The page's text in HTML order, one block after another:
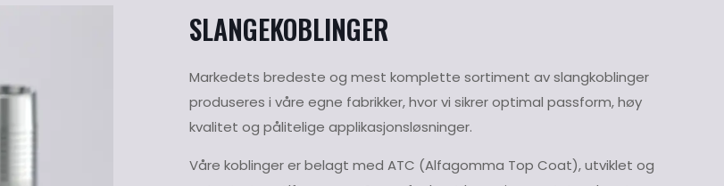
SLANGEKOBLINGER
Markedets bredeste og mest komplette sortiment av slangkoblinger
produseres i våre egne fabrikker, hvor vi sikrer optimal passform, høy
kvalitet og pålitelige applikasjonsløsninger.
Våre koblinger er belagt med ATC (Alfagomma Top Coat), utviklet og